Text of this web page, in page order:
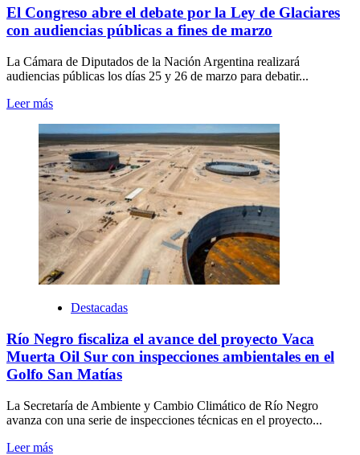
El Congreso abre el debate por la Ley de Glaciares
con audiencias públicas a fines de marzo
La Cámara de Diputados de la Nación Argentina realizará
audiencias públicas los días 25 y 26 de marzo para debatir...
Leer más
Destacadas
Río Negro fiscaliza el avance del proyecto Vaca
Muerta Oil Sur con inspecciones ambientales en el
Golfo San Matías
La Secretaría de Ambiente y Cambio Climático de Río Negro
avanza con una serie de inspecciones técnicas en el proyecto...
Leer más